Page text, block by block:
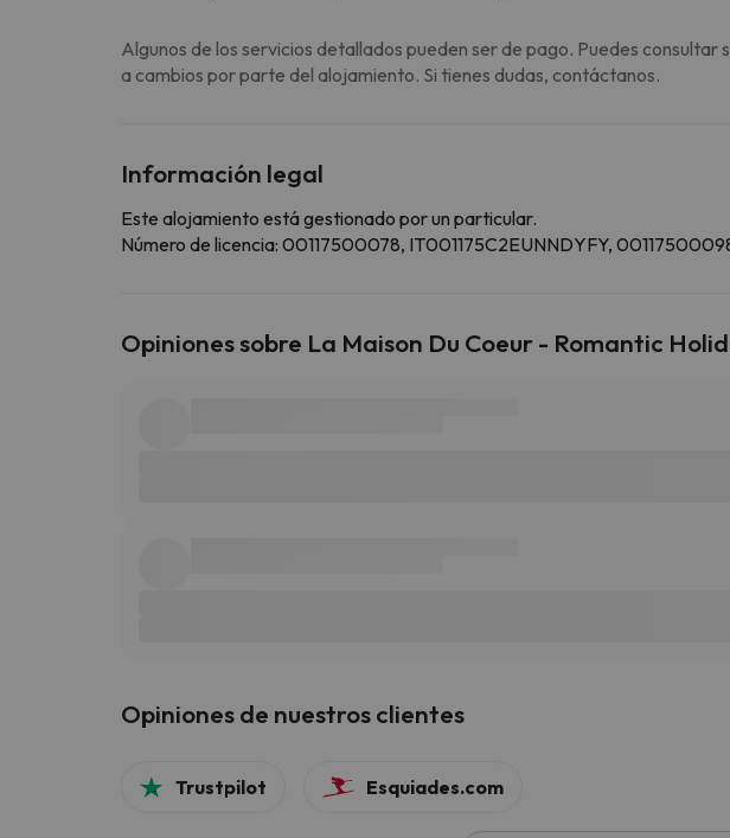
Algunos de los servicios detallados pueden ser de pago. Puedes
a cambios por parte del alojamiento. Si tienes dudas, contáctanos.
Información legal
Este alojamiento está gestionado por un particular.
Número de licencia: 00117500078, IT001175C2EUNNDYFY,
Opiniones sobre La Maison Du Coeur - Romantic
Opiniones de nuestros clientes
Trustpilot Esquiades.com